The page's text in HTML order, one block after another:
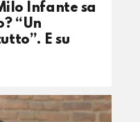
Infante sa
“Un
E su